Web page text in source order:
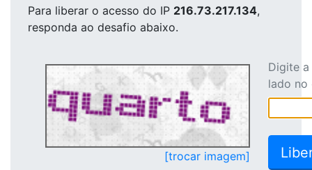
Para liberar o acesso do IP 216.73.217.134,
responda ao desafio abaixo.
[trocar imagem]
Digite
lado no